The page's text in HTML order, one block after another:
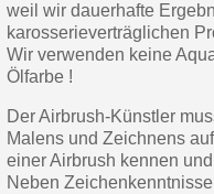
weil wir dauerhafte
karosserieverträglichen
Wir verwenden keine
Ölfarbe !
Der Airbrush-Künstler
Malens und Zeichnens
einer Airbrush kennen
Neben